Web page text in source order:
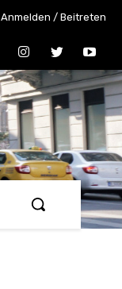
Anmelden / Beitreten